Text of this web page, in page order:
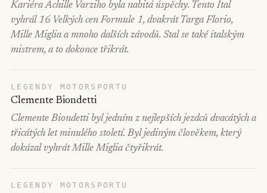
Kariéra Achille Varziho byla nabitá úspěchy. Tento Ital
vyhrál 16 Velkých cen Formule 1, dvakrát Targa Florio,
Mille Miglia a mnoho dalších závodů. Stal se také italským
mistrem, a to dokonce třikrát.
LEGENDY MOTORSPORTU
Clemente Biondetti
Clemente Biondetti byl jedním z nejlepších jezdců dvacátých a
třicátých let minulého století. Byl jediným člověkem, který
dokázal vyhrát Mille Miglia čtyřikrát.
LEGENDY MOTORSPORTU